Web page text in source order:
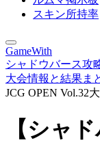
スキン所持率
GameWith
シャドウバース攻
大会情報と結果ま
JCG OPEN Vol.32
【シャ